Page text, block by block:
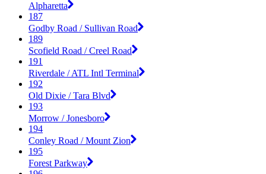
Alpharetta
187
Godby Road / Sullivan Road
189
Scofield Road / Creel Road
191
Riverdale / ATL Intl Terminal
192
Old Dixie / Tara Blvd
193
Morrow / Jonesboro
194
Conley Road / Mount Zion
195
Forest Parkway